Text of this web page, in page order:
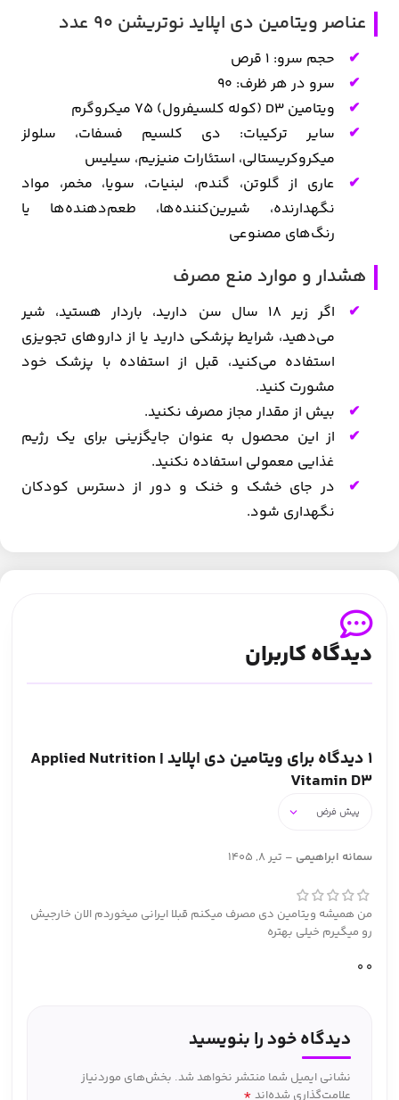
عناصر ویتامین دی اپلاید نوتریشن 90 عدد
حجم سرو: 1 قرص
سرو در هر ظرف: 90
ویتامین D3 (کوله کلسیفرول) 75 میکروگرم
سایر ترکیبات: دی کلسیم فسفات، سلولز
میکروکریستالی، استئارات منیزیم، سیلیس
عاری از گلوتن، گندم، لبنیات، سویا، مخمر، مواد
نگهدارنده، شیرین‌کننده‌ها، طعم‌دهنده‌ها یا
رنگ‌های مصنوعی
هشدار و موارد منع مصرف
اگر زیر 18 سال سن دارید، باردار هستید، شیر
می‌دهید، شرایط پزشکی دارید یا از داروهای تجویزی
استفاده می‌کنید، قبل از استفاده با پزشک خود
مشورت کنید.
بیش از مقدار مجاز مصرف نکنید.
از این محصول به عنوان جایگزینی برای یک رژیم
غذایی معمولی استفاده نکنید.
در جای خشک و خنک و دور از دسترس کودکان
نگهداری شود.
دیدگاه کاربران
1 دیدگاه برای
ویتامین دی اپلاید | Applied Nutrition
Vitamin D3
سمانه ابراهیمی – تیر 8, 1405
من همیشه ویتامین دی مصرف میکنم قبلا ایرانی میخوردم الان خارجیش
رو میگیرم خیلی بهتره
0
0
دیدگاه خود را بنویسید
نشانی ایمیل شما منتشر نخواهد شد. بخش‌های موردنیاز
علامت‌گذاری شده‌اند *